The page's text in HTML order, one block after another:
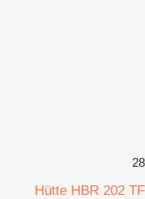
28
Hütte HBR 202 TF